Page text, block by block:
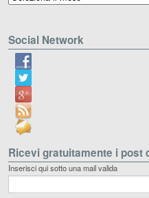
Social Network
Ricevi gratuitamente i post
Inserisci qui sotto una mail valida